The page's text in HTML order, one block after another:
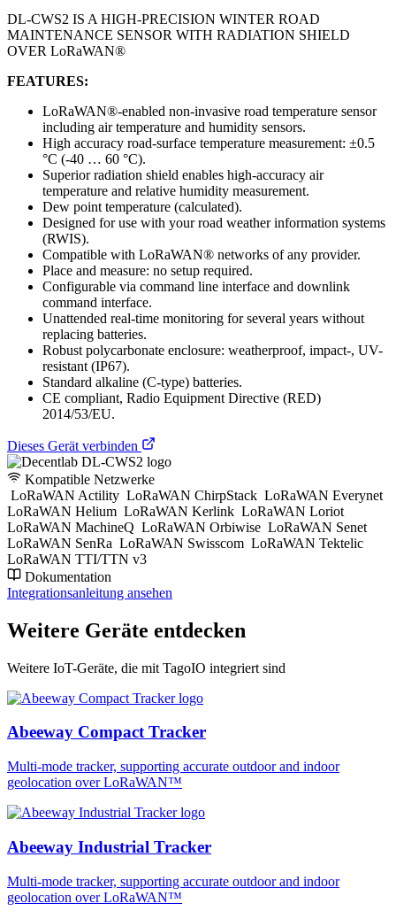
DL-CWS2 IS A HIGH-PRECISION WINTER ROAD
MAINTENANCE SENSOR WITH RADIATION SHIELD
OVER LoRaWAN®
FEATURES:
LoRaWAN®-enabled non-invasive road temperature sensor
including air temperature and humidity sensors.
High accuracy road-surface temperature measurement: ±0.5
°C (-40 … 60 °C).
Superior radiation shield enables high-accuracy air
temperature and relative humidity measurement.
Dew point temperature (calculated).
Designed for use with your road weather information systems
(RWIS).
Compatible with LoRaWAN® networks of any provider.
Place and measure: no setup required.
Configurable via command line interface and downlink
command interface.
Unattended real-time monitoring for several years without
replacing batteries.
Robust polycarbonate enclosure: weatherproof, impact-, UV-
resistant (IP67).
Standard alkaline (C-type) batteries.
CE compliant, Radio Equipment Directive (RED)
2014/53/EU.
Dieses Gerät verbinden
Kompatible Netzwerke
LoRaWAN Actility LoRaWAN ChirpStack LoRaWAN Everynet
LoRaWAN Helium LoRaWAN Kerlink LoRaWAN Loriot
LoRaWAN MachineQ LoRaWAN Orbiwise LoRaWAN Senet
LoRaWAN SenRa LoRaWAN Swisscom LoRaWAN Tektelic
LoRaWAN TTI/TTN v3
Dokumentation
Integrationsanleitung ansehen
Weitere Geräte entdecken
Weitere IoT-Geräte, die mit TagoIO integriert sind
Abeeway Compact Tracker
Multi-mode tracker, supporting accurate outdoor and indoor
geolocation over LoRaWAN™
Abeeway Industrial Tracker
Multi-mode tracker, supporting accurate outdoor and indoor
geolocation over LoRaWAN™